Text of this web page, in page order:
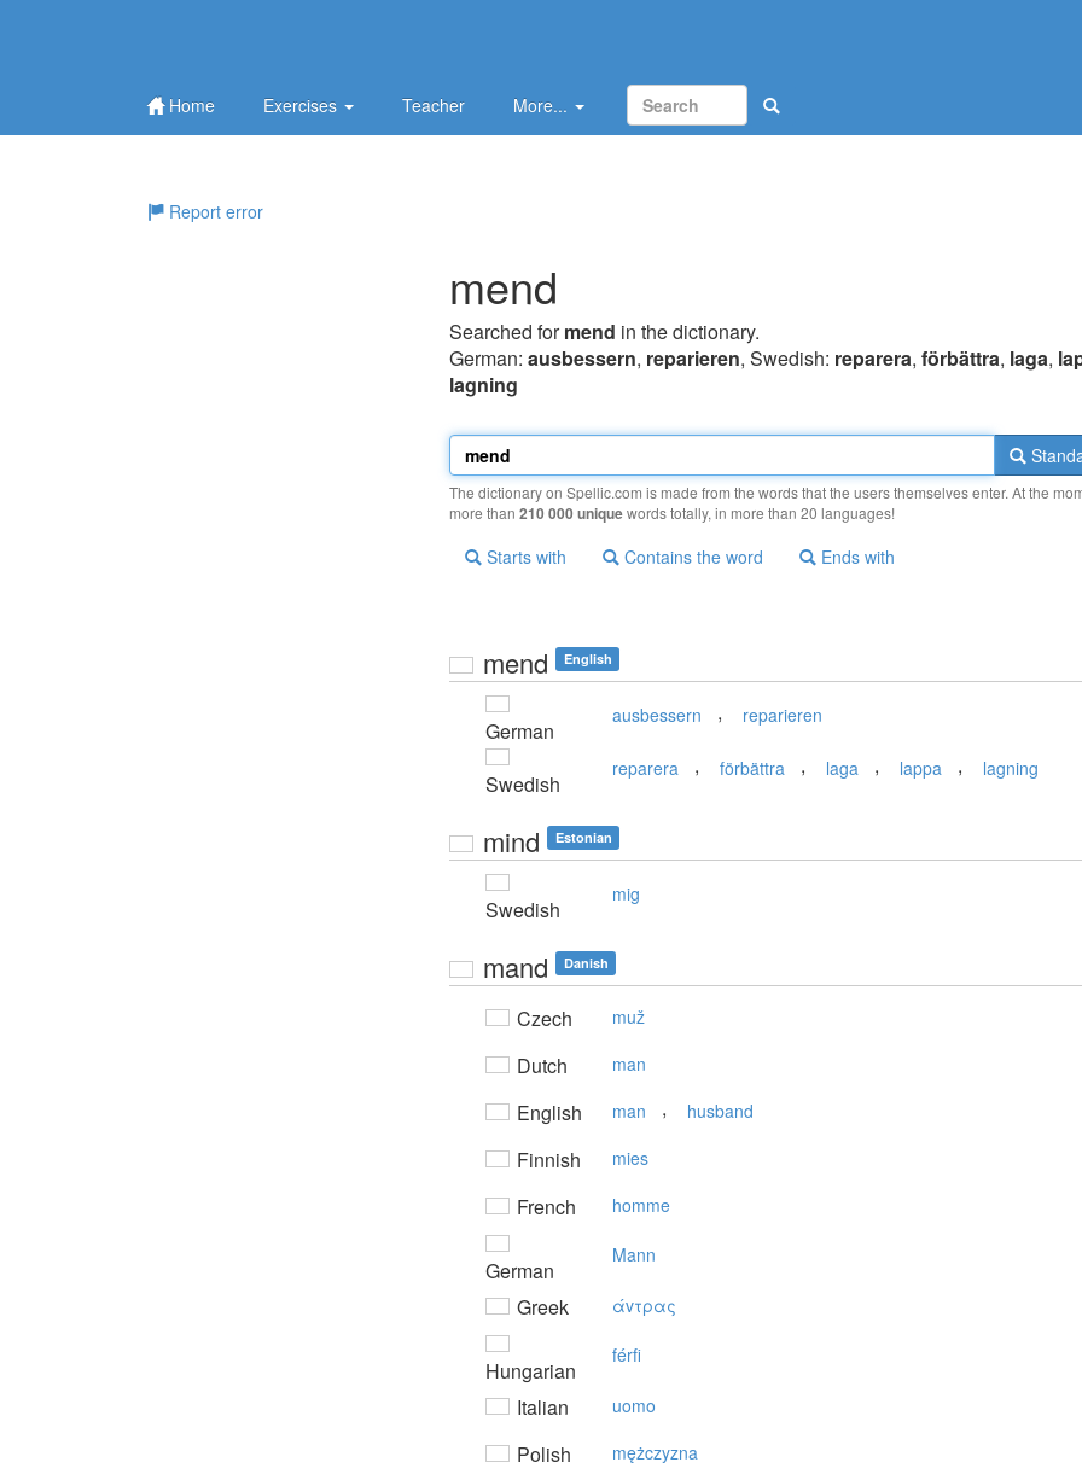
Home Exercises Teacher More...
Report error
mend
Searched formend in the dictionary.
German: ausbessern, reparieren, Swedish: reparera, förbättra, laga,
lagning
The dictionary on Spellic.com is made from the words that the users themselves enter. At the
more than 210 000 uniquewords totally, in more than 20 languages!
Starts with Contains the word Ends with
mend English
German
ausbessern , reparieren
Swedish
reparera , förbättra , laga , lappa , lagning
mind Estonian
Swedish
mig
mand Danish
Czech muž
Dutch man
English man , husband
Finnish mies
French homme
German
Mann
Greek άvτρας
Hungarian
férfi
Italian uomo
Polish mężczyzna